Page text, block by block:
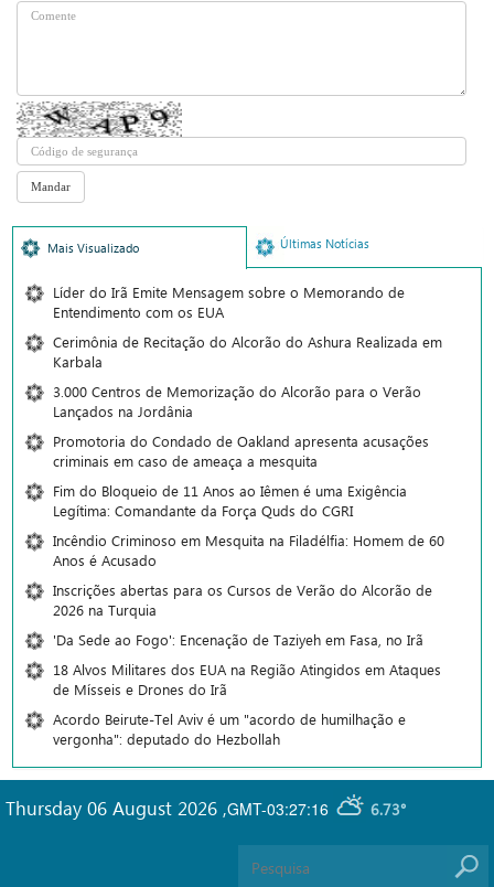
Mais Visualizado Últimas Notícias
Líder do Irã Emite Mensagem sobre o Memorando de
Entendimento com os EUA
Cerimônia de Recitação do Alcorão do Ashura Realizada em
Karbala
3.000 Centros de Memorização do Alcorão para o Verão
Lançados na Jordânia
Promotoria do Condado de Oakland apresenta acusações
criminais em caso de ameaça a mesquita
Fim do Bloqueio de 11 Anos ao Iêmen é uma Exigência
Legítima: Comandante da Força Quds do CGRI
Incêndio Criminoso em Mesquita na Filadélfia: Homem de 60
Anos é Acusado
Inscrições abertas para os Cursos de Verão do Alcorão de
2026 na Turquia
'Da Sede ao Fogo': Encenação de Taziyeh em Fasa, no Irã
18 Alvos Militares dos EUA na Região Atingidos em Ataques
de Mísseis e Drones do Irã
Acordo Beirute-Tel Aviv é um "acordo de humilhação e
vergonha": deputado do Hezbollah
GMT-03:27:16 6.73°
Thursday 06 August 2026 ,